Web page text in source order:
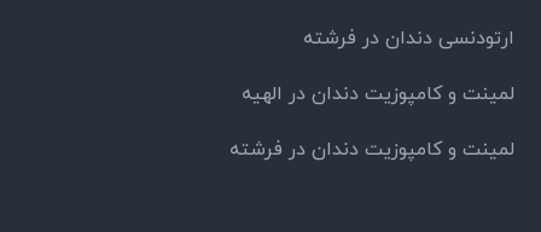
ارتودنسی دندان در فرشته
لمینت و کامپوزیت دندان در الهیه
لمینت و کامپوزیت دندان در فرشته